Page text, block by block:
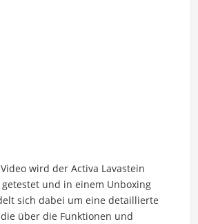
wird der Activa Lavastein
und in einem Unboxing
sich dabei um eine detaillierte
über die Funktionen und